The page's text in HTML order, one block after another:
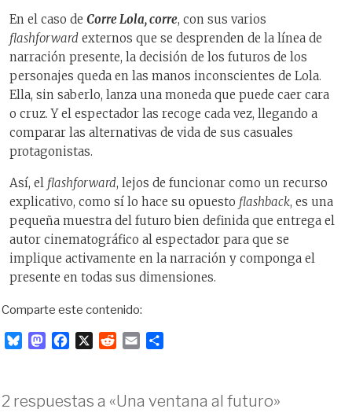
En el caso de Corre Lola, corre, con sus varios
flashforward externos que se desprenden de la línea de
narración presente, la decisión de los futuros de los
personajes queda en las manos inconscientes de Lola.
Ella, sin saberlo, lanza una moneda que puede caer cara
o cruz. Y el espectador las recoge cada vez, llegando a
comparar las alternativas de vida de sus casuales
protagonistas.
Así, el flashforward, lejos de funcionar como un recurso
explicativo, como sí lo hace su opuesto flashback, es una
pequeña muestra del futuro bien definida que entrega el
autor cinematográfico al espectador para que se
implique activamente en la narración y componga el
presente en todas sus dimensiones.
Comparte este contenido:
s
M
o
e
b
X
d
i
l
a
2 respuestas a «Una ventana al futuro»